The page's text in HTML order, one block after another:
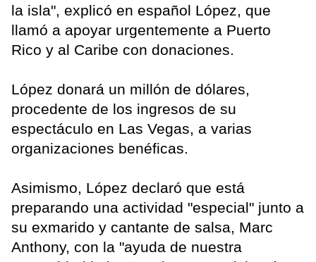
la isla", explicó en español López, que
llamó a apoyar urgentemente a Puerto
Rico y al Caribe con donaciones.
López donará un millón de dólares,
procedente de los ingresos de su
espectáculo en Las Vegas, a varias
organizaciones benéficas.
Asimismo, López declaró que está
preparando una actividad "especial" junto a
su exmarido y cantante de salsa, Marc
Anthony, con la "ayuda de nuestra